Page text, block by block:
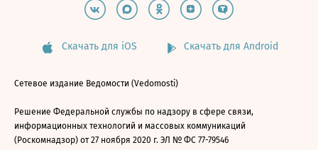
Скачать для iOS Скачать для Android
Сетевое издание Ведомости (Vedomosti)
Решение Федеральной службы по надзору в сфере связи,
информационных технологий и массовых коммуникаций
(Роскомнадзор) от 27 ноября 2020 г. ЭЛ № ФС 77-79546